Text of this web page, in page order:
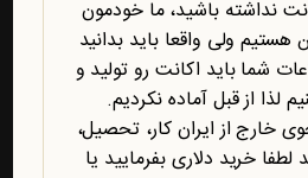
یابش
ها و فروشگاه ، حتما و حتما
محصول، صفحه پشتیبانی و پیام
و ثبت سفارش را مطالعه
نداشته باشید، ما خودمون
هستیم ولی واقعا باید بدانید
شما باید اکانت رو تولید و
لذا از قبل آماده نکردیم.
خارج از ایران کار، تحصیل،
لطفا خرید دلاری بفرمایید یا